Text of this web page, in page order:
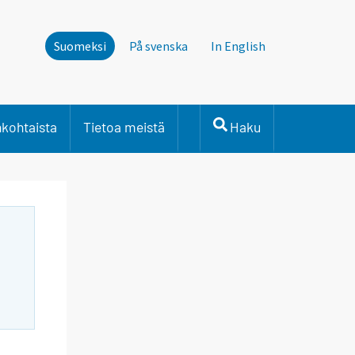
Suomeksi På svenska In English
Tietoa meistä Haku